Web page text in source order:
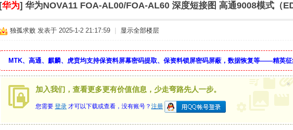
[华为] 华为NOVA11 FOA-AL00/FOA-AL60 深度短接图 高通9008模式（
独孤求败 发表于 2025-1-2 21:17:59 显示全部楼层
MTK、高通、麒麟、虎贲均支持保资料屏幕密码提取、保资料锁屏密码屏蔽，数据恢复等——精英征
加入我们，查看更多更有价值信息，少走弯路先人一步。
您需要 登录 才可以下载或查看，没有账号？ 注册
×